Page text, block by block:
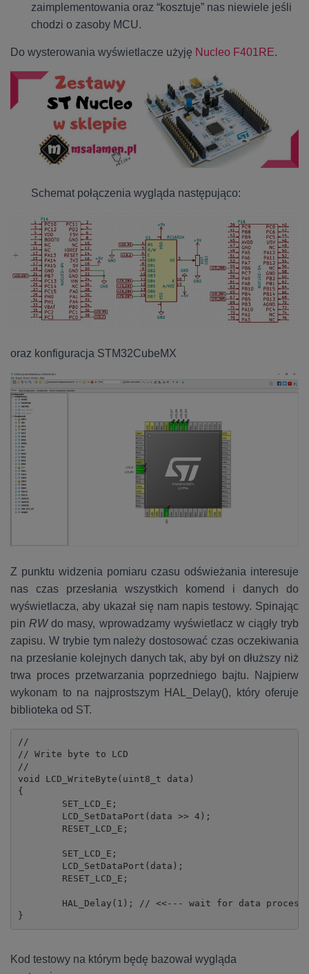
zaimplementowania oraz “kosztuje” nas niewiele jeśli
chodzi o zasoby MCU.
Do wysterowania wyświetlacze użyję Nucleo F401RE.
Schemat połączenia wygląda następująco:
oraz konfiguracja STM32CubeMX
Z punktu widzenia pomiaru czasu odświeżania interesuje
nas czas przesłania wszystkich komend i danych do
wyświetlacza, aby ukazał się nam napis testowy. Spinając
pin RWdo masy, wprowadzamy wyświetlacz w ciągły tryb
zapisu. W trybie tym należy dostosować czas oczekiwania
na przesłanie kolejnych danych tak, aby był on dłuższy niż
trwa proces przetwarzania poprzedniego bajtu. Najpierw
wykonam to na najprostszym HAL_Delay(), który oferuje
biblioteka od ST.
//
// Write byte to LCD
//
void LCD_WriteByte(uint8_t data)
{
}
Kod testowy na którym będę bazował wygląda